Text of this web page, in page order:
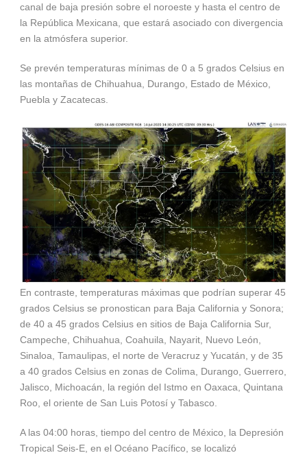
canal de baja presión sobre el noroeste y hasta el centro de
la República Mexicana, que estará asociado con divergencia
en la atmósfera superior.
Se prevén temperaturas mínimas de 0 a 5 grados Celsius en
las montañas de Chihuahua, Durango, Estado de México,
Puebla y Zacatecas.
En contraste, temperaturas máximas que podrían superar 45
grados Celsius se pronostican para Baja California y Sonora;
de 40 a 45 grados Celsius en sitios de Baja California Sur,
Campeche, Chihuahua, Coahuila, Nayarit, Nuevo León,
Sinaloa, Tamaulipas, el norte de Veracruz y Yucatán, y de 35
a 40 grados Celsius en zonas de Colima, Durango, Guerrero,
Jalisco, Michoacán, la región del Istmo en Oaxaca, Quintana
Roo, el oriente de San Luis Potosí y Tabasco.
A las 04:00 horas, tiempo del centro de México, la Depresión
Tropical Seis-E, en el Océano Pacífico, se localizó